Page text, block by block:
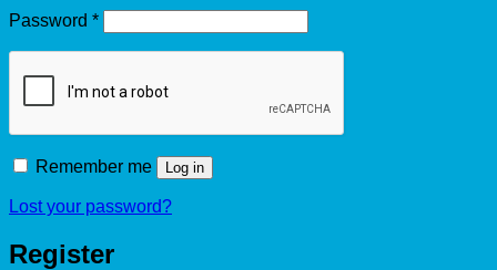
Password *Required
Remember me Log in
Lost your password?
Register